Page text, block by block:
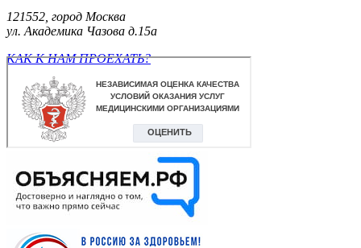
121552, город Москва
ул. Академика Чазова д.15а
КАК К НАМ ПРОЕХАТЬ?